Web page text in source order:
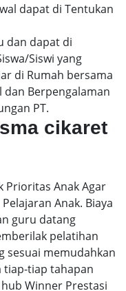
dapat di Tentukan
dan dapat di
Siswi yang
di Rumah bersama
Berpengalaman
PT.
cikaret
Prioritas Anak Agar
Anak. Biaya
guru datang
pelatihan
sesuai memudahkan
tiap-tiap tahapan
Winner Prestasi